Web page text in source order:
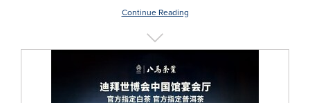
Continue Reading